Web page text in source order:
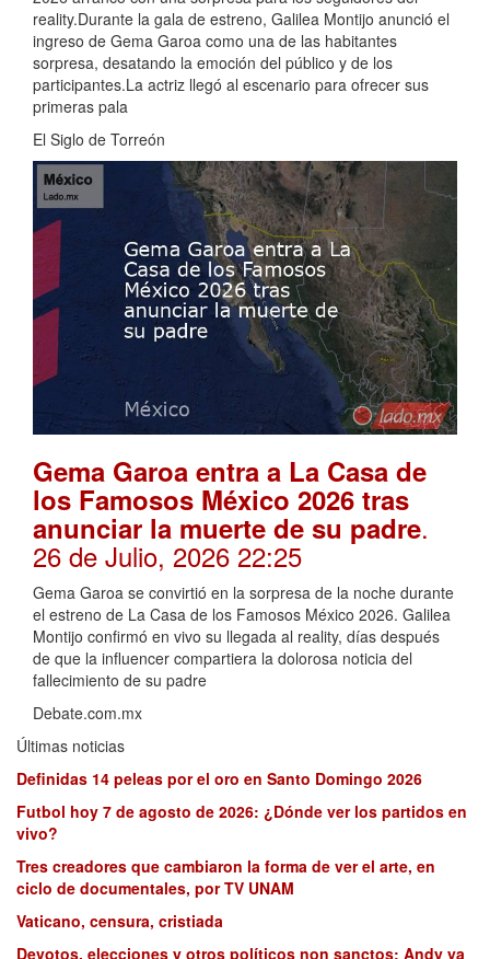
reality.Durante la gala de estreno, Galilea Montijo anunció el
ingreso de Gema Garoa como una de las habitantes
sorpresa, desatando la emoción del público y de los
participantes.La actriz llegó al escenario para ofrecer sus
primeras pala
El Siglo de Torreón
Gema Garoa entra a La Casa de
los Famosos México 2026 tras
anunciar la muerte de su padre.
26 de Julio, 2026 22:25
Gema Garoa se convirtió en la sorpresa de la noche durante
el estreno de La Casa de los Famosos México 2026. Galilea
Montijo confirmó en vivo su llegada al reality, días después
de que la influencer compartiera la dolorosa noticia del
fallecimiento de su padre
Debate.com.mx
Últimas noticias
Definidas 14 peleas por el oro en Santo Domingo 2026
Futbol hoy 7 de agosto de 2026: ¿Dónde ver los partidos en
vivo?
Tres creadores que cambiaron la forma de ver el arte, en
ciclo de documentales, por TV UNAM
Vaticano, censura, cristiada
Devotos, elecciones y otros políticos non sanctos: Andy ya